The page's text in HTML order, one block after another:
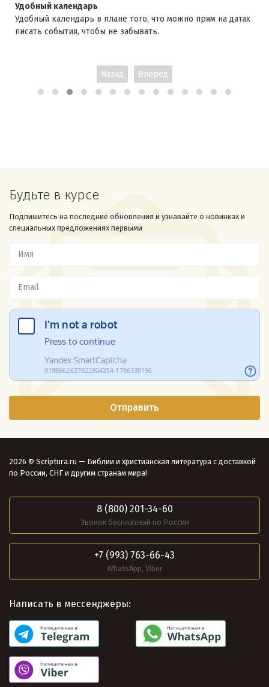
Удобный календарь
Удобный календарь в плане того, что можно прям на датах
писать события, чтобы не забывать.
Назад Вперед
Будьте в курсе
Подпишитесь на последние обновления и узнавайте о новинках и
специальных предложениях первыми
2026 © Scriptura.ru — Библии и христианская литература с доставкой
по России, СНГ и другим странам мира!
8 (800) 201-34-60
Звонок бесплатный по России
+7 (993) 763-66-43
WhatsApp, Viber
Написать в мессенджеры: